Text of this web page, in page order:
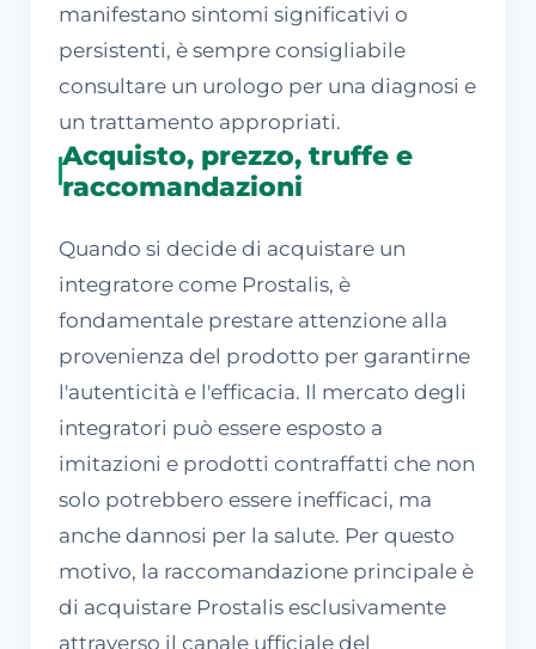
manifestano sintomi significativi o
persistenti, è sempre consigliabile
consultare un urologo per una diagnosi e
un trattamento appropriati.
Acquisto, prezzo, truffe e
raccomandazioni
Quando si decide di acquistare un
integratore come Prostalis, è
fondamentale prestare attenzione alla
provenienza del prodotto per garantirne
l'autenticità e l'efficacia. Il mercato degli
integratori può essere esposto a
imitazioni e prodotti contraffatti che non
solo potrebbero essere inefficaci, ma
anche dannosi per la salute. Per questo
motivo, la raccomandazione principale è
di acquistare Prostalis esclusivamente
attraverso il canale ufficiale del